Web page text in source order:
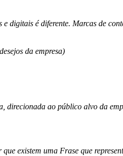
é diferente. Marcas de
da empresa)
direcionada ao público alvo da
existem uma Frase que